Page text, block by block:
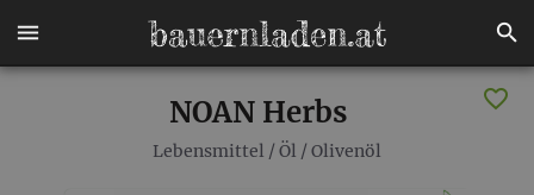
NOAN Herbs
Lebensmittel / Öl / Olivenöl